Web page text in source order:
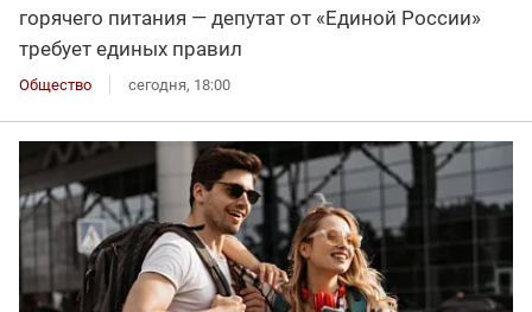
горячего питания — депутат от «Единой России»
требует единых правил
Общество сегодня, 18:00